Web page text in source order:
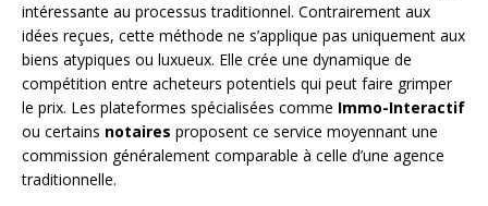
intéressante au processus traditionnel. Contrairement aux
idées reçues, cette méthode ne s’applique pas uniquement aux
biens atypiques ou luxueux. Elle crée une dynamique de
compétition entre acheteurs potentiels qui peut faire grimper
le prix. Les plateformes spécialisées comme Immo-Interactif
ou certains notaires proposent ce service moyennant une
commission généralement comparable à celle d’une agence
traditionnelle.